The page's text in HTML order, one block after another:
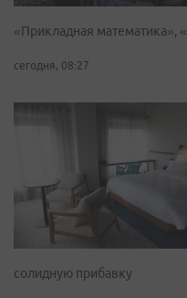
«Прикладная математика»,
сегодня, 08:27
солидную прибавку